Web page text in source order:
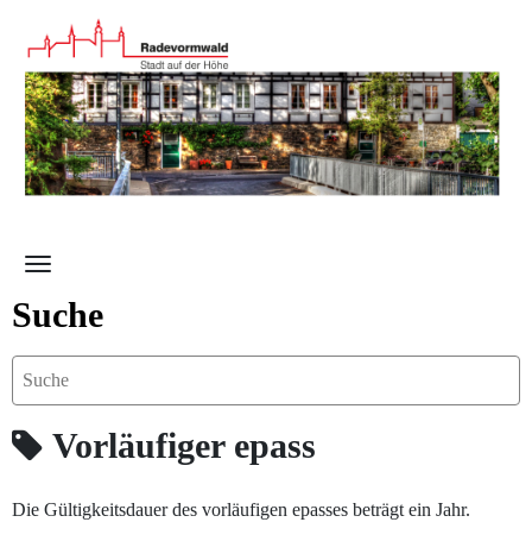
Zum Hauptinhalt springen
Suche
Vorläufiger epass
Die Gültigkeitsdauer des vorläufigen epasses beträgt ein Jahr.